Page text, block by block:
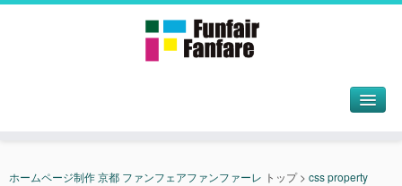
ホームページ制作 京都 ファンフェアファンファーレ トップ> css property